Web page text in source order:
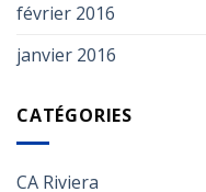
février 2016
janvier 2016
CATÉGORIES
CA Riviera